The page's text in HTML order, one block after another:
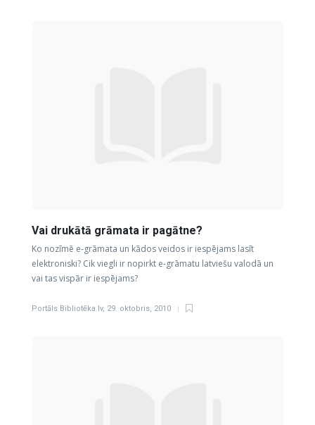
Vai drukātā grāmata ir pagātne?
Ko nozīmē e-grāmata un kādos veidos ir iespējams lasīt
elektroniski? Cik viegli ir nopirkt e-grāmatu latviešu valodā un
vai tas vispār ir iespējams?
Portāls Bibliotēka.lv, 29. oktobris, 2010